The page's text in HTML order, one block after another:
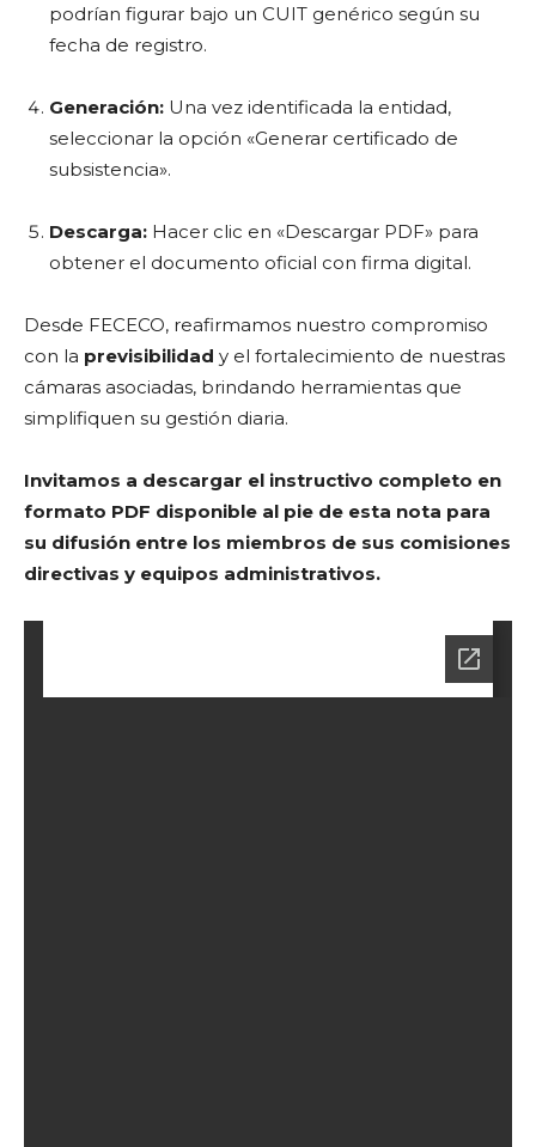
podrían figurar bajo un CUIT genérico según su
fecha de registro.
Generación: Una vez identificada la entidad,
seleccionar la opción «Generar certificado de
subsistencia».
Descarga: Hacer clic en «Descargar PDF» para
obtener el documento oficial con firma digital.
Desde FECECO, reafirmamos nuestro compromiso
con la previsibilidad y el fortalecimiento de nuestras
cámaras asociadas, brindando herramientas que
simplifiquen su gestión diaria.
Invitamos a descargar el instructivo completo en
formato PDF disponible al pie de esta nota para
su difusión entre los miembros de sus comisiones
directivas y equipos administrativos.